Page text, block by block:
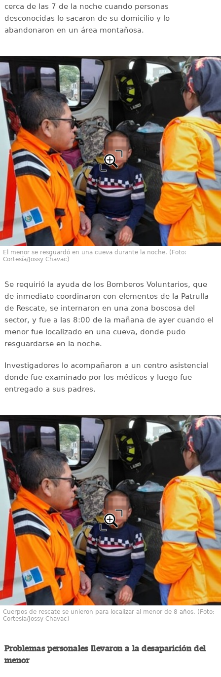
cerca de las 7 de la noche cuando personas
desconocidas lo sacaron de su domicilio y lo
abandonaron en un área montañosa.
El menor se resguardó en una cueva durante la noche. (Foto:
Cortesía/Jossy Chavac)
Se requirió la ayuda de los Bomberos Voluntarios, que
de inmediato coordinaron con elementos de la Patrulla
de Rescate, se internaron en una zona boscosa del
sector, y fue a las 8:00 de la mañana de ayer cuando el
menor fue localizado en una cueva, donde pudo
resguardarse en la noche.
Investigadores lo acompañaron a un centro asistencial
donde fue examinado por los médicos y luego fue
entregado a sus padres.
Cuerpos de rescate se unieron para localizar al menor de 8 años. (Foto:
Cortesía/Jossy Chavac)
Problemas personales llevaron a la desaparición del
menor